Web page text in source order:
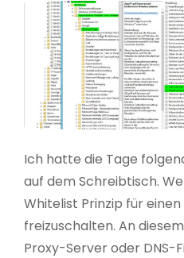
Ich hatte die Tage
auf dem Schreibtisch.
Whitelist Prinzip für
freizuschalten. An
Proxy-Server oder DNS-